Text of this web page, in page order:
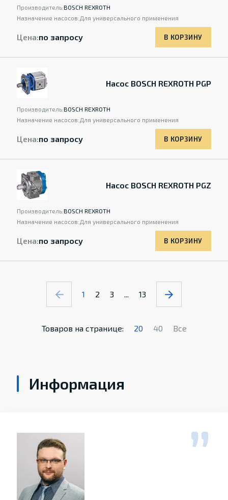
Производитель:BOSCH REXROTH
Назначение насосов: Для универсального применения
Цена:по запросу В КОРЗИНУ
Насос BOSCH REXROTH PGP
Производитель:BOSCH REXROTH
Назначение насосов: Для универсального применения
Цена:по запросу В КОРЗИНУ
Насос BOSCH REXROTH PGZ
Производитель:BOSCH REXROTH
Назначение насосов: Для универсального применения
Цена:по запросу В КОРЗИНУ
1 2 3 ... 13
Товаров на странице: 20 40 Все
Информация